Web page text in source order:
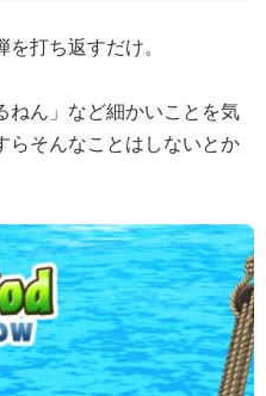
打ち返すだけ。
ねん」など細かいことを気
らそんなことはしないとか